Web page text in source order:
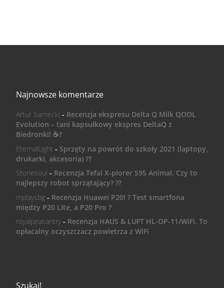
Najnowsze komentarze
Artur Sarnecki - Recenzja ekspresu Delta Q Milk QOOL
Evolution – tani kapsułkowy ekspres DeltaQ z
Biedronki! ☕️?
EternalLight - Sprzęty na powrót do szkoły 2021 (laptopy,
drukarki, akcesoria) ??
Stonesoul - Recenzja Tefal X-plorer S95 Animal. Czy to
najlepszy robot sprzątający? ??
mplaysbg- Recenzja Huawei P20! ? Test smartfona
między P20 Lite, a P20 Pro ?
royalpeasantry- Recenzja HAUS & LUFT HL-OP-11/WiFi. To
opłacalny oczyszczacz powietrza z WiFi
Szukaj!